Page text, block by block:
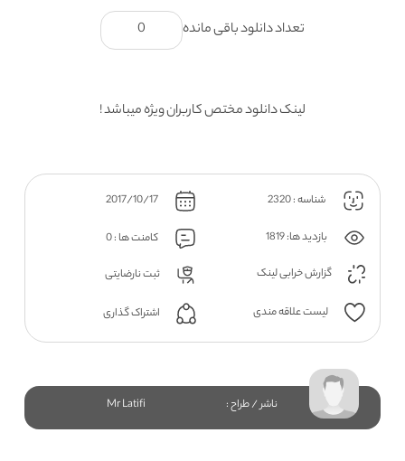
تعداد دانلود باقی مانده 0
لینک دانلود مختص کاربران ویژه میباشد !
شناسه : 2320 2017/10/17
بازدید ها: 1819
کامنت ها : 0
گزارش خرابی لینک
ثبت نارضایتی
لیست علاقه مندی اشتراک گذاری
ناشر / طراح : Mr Latifi